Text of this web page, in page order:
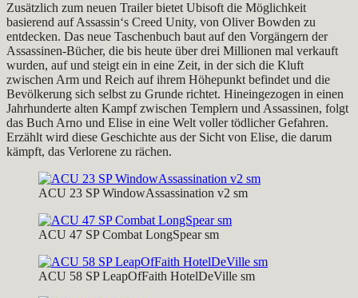
Zusätzlich zum neuen Trailer bietet Ubisoft die Möglichkeit
basierend auf Assassin‘s Creed Unity, von Oliver Bowden zu
entdecken. Das neue Taschenbuch baut auf den Vorgängern der
Assassinen-Bücher, die bis heute über drei Millionen mal verkauft
wurden, auf und steigt ein in eine Zeit, in der sich die Kluft
zwischen Arm und Reich auf ihrem Höhepunkt befindet und die
Bevölkerung sich selbst zu Grunde richtet. Hineingezogen in einen
Jahrhunderte alten Kampf zwischen Templern und Assassinen, folgt
das Buch Arno und Elise in eine Welt voller tödlicher Gefahren.
Erzählt wird diese Geschichte aus der Sicht von Elise, die darum
kämpft, das Verlorene zu rächen.
ACU 23 SP WindowAssassination v2 sm
ACU 47 SP Combat LongSpear sm
ACU 58 SP LeapOfFaith HotelDeVille sm